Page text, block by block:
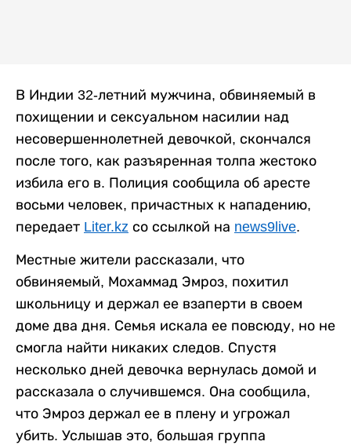
В Индии 32-летний мужчина, обвиняемый в
похищении и сексуальном насилии над
несовершеннолетней девочкой, скончался
после того, как разъяренная толпа жестоко
избила его в. Полиция сообщила об аресте
восьми человек, причастных к нападению,
передает Liter.kz со ссылкой на news9live.
Местные жители рассказали, что
обвиняемый, Мохаммад Эмроз, похитил
школьницу и держал ее взаперти в своем
доме два дня. Семья искала ее повсюду, но не
смогла найти никаких следов. Спустя
несколько дней девочка вернулась домой и
рассказала о случившемся. Она сообщила,
что Эмроз держал ее в плену и угрожал
убить. Услышав это, большая группа